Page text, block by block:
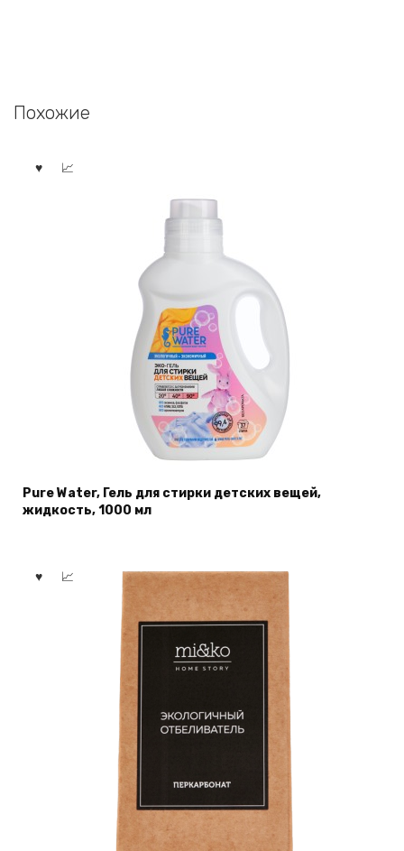
Похожие
Pure Water, Гель для стирки детских вещей,
жидкость, 1000 мл